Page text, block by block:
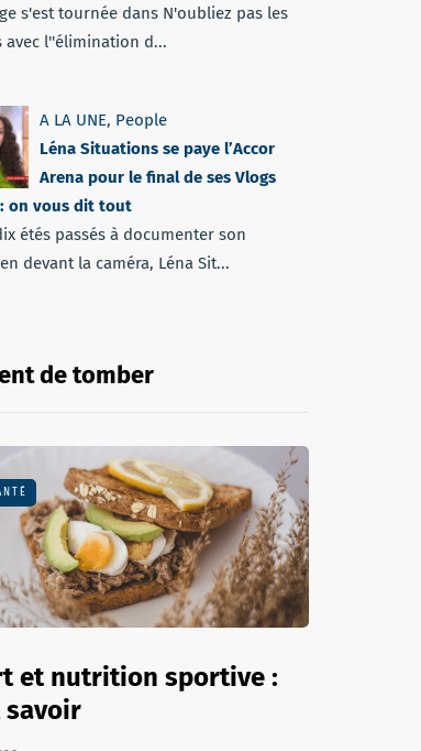
s'est tournée dans N'oubliez pas les
avec l''élimination d...
A LA UNE, People
Léna Situations se paye l’Accor
Arena pour le final de ses Vlogs
on vous dit tout
étés passés à documenter son
devant la caméra, Léna Sit...
de tomber
et nutrition sportive :
savoir